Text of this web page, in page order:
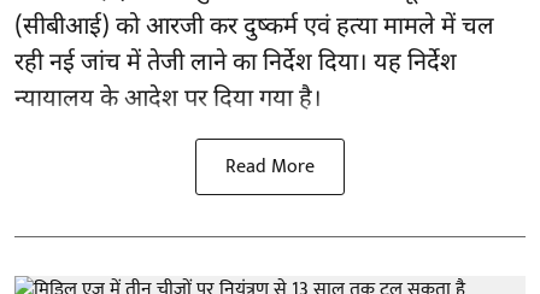
(सीबीआई) कोआरजी कर दुष्कर्म एवं हत्या मामलेमें चल
रही नई जांच में तेजी लाने का निर्देश दिया। यह निर्देश
न्यायालय के आदेश पर दिया गया है।
Read More